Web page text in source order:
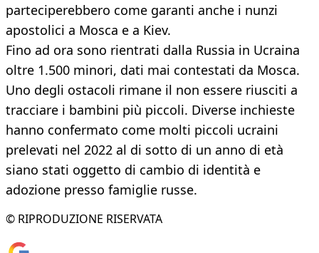
parteciperebbero come garanti anche i nunzi
apostolici a Mosca e a Kiev.
Fino ad ora sono rientrati dalla Russia in Ucraina
oltre 1.500 minori, dati mai contestati da Mosca.
Uno degli ostacoli rimane il non essere riusciti a
tracciare i bambini più piccoli. Diverse inchieste
hanno confermato come molti piccoli ucraini
prelevati nel 2022 al di sotto di un anno di età
siano stati oggetto di cambio di identità e
adozione presso famiglie russe.
© RIPRODUZIONE RISERVATA